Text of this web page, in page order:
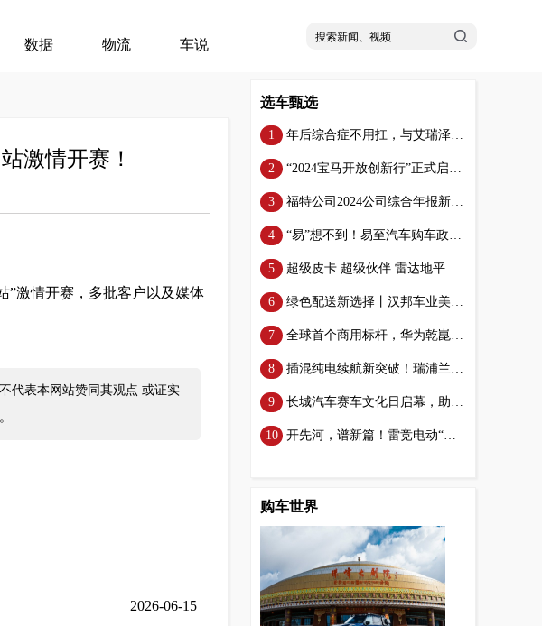
数据 物流 车说
激情开赛！
”激情开赛，多批客户以及媒体
代表本网站赞同其观点 或证实
2026-06-15
选车甄选
年后综合症不用扛，与艾瑞泽5共赴春光
“2024宝马开放创新行”正式启动，大企业践行开放创新
福特公司2024公司综合年报新鲜出炉，可持续发展是主旋律
“易”想不到！易至汽车购车政策这么猛？
超级皮卡 超级伙伴 雷达地平线南京试驾会打造百变创业最佳CP
绿色配送新选择丨汉邦车业美缔电动三轮车助力城市物流低碳转型
全球首个商用标杆，华为乾崑于深圳机场打造VPD泊车代驾商用试点
插混纯电续航新突破！瑞浦兰钧问顶PHEV新品亮相北京车展
长城汽车赛车文化日启幕，助力中国汽车运动高质量发展
开先河，谱新篇！雷竞电动“我是冠军”五项全能广运会即将启幕！
购车世界